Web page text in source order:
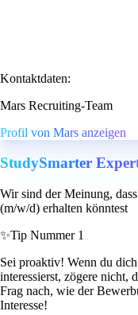
Kontaktdaten:
Mars Recruiting-Team
Profil von Mars anzeigen
StudySmarter
Wir sind der Meinung,
(m/w/d) erhalten könntest
✨Tip Nummer 1
Sei proaktiv! Wenn du
interessierst, zögere nicht,
Frag nach, wie der
Interesse!